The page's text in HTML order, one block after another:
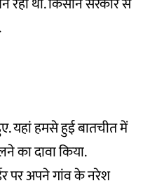
यहां हमसे हुई बातचीत में
का दावा किया.
पर अपने गांव के नरेश